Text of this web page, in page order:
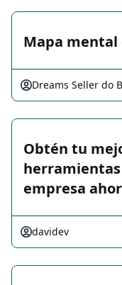
Mapa mental
Dreams Seller do
Obtén tu
empresa
davidev